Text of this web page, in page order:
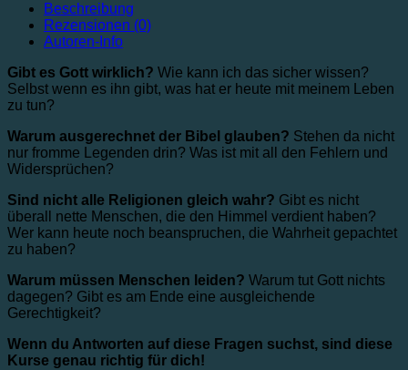
Beschreibung
Rezensionen (0)
Autoren-Info
Gibt es Gott wirklich? Wie kann ich das sicher wissen?
Selbst wenn es ihn gibt, was hat er heute mit meinem Leben
zu tun?
Warum ausgerechnet der Bibel glauben? Stehen da nicht
nur fromme Legenden drin? Was ist mit all den Fehlern und
Widersprüchen?
Sind nicht alle Religionen gleich wahr? Gibt es nicht
überall nette Menschen, die den Himmel verdient haben?
Wer kann heute noch beanspruchen, die Wahrheit gepachtet
zu haben?
Warum müssen Menschen leiden? Warum tut Gott nichts
dagegen? Gibt es am Ende eine ausgleichende
Gerechtigkeit?
Wenn du Antworten auf diese Fragen suchst, sind diese
Kurse genau richtig für dich!